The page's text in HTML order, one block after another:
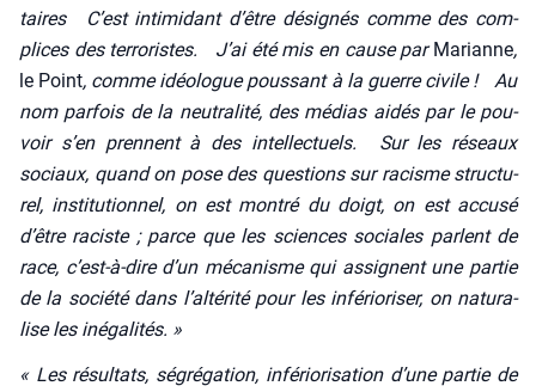
taires C’est inti­mi­dant d’être dési­gnés comme des com­
plices des ter­ro­ristes. J’ai été mis en cause parMarianne,
le Point, comme idéo­logue pous­sant à la guerre civile ! Au
nom par­fois de la neu­tra­li­té, des médias aidés par le pou­
voir s’en prennent à des intel­lec­tuels. Sur les réseaux
sociaux, quand on pose des ques­tions sur racisme struc­tu­
rel, ins­ti­tu­tion­nel, on est mon­tré du doigt, on est accu­sé
d’être raciste ; parce que les sciences sociales parlent de
race, c’est-à-dire d’un méca­nisme qui assignent une par­tie
de la socié­té dans l’altérité pour les infé­rio­ri­ser, on natu­ra­
lise les inéga­li­tés. »
« Les résul­tats, ségré­ga­tion, infé­rio­ri­sa­tion d’une par­tie de